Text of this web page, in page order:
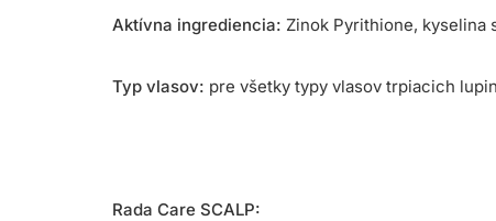
Aktívna ingrediencia: Zinok Pyrithione, kyselina
Typ vlasov: pre všetky typy vlasov trpiacich
Rada Care SCALP: